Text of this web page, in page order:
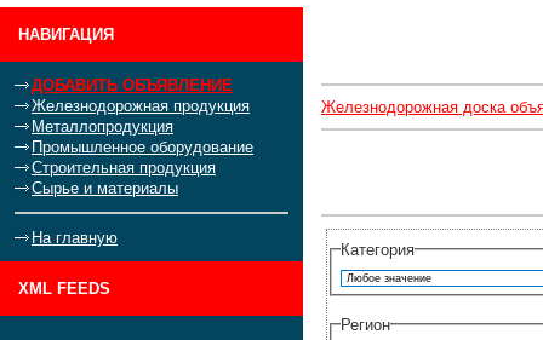
НАВИГАЦИЯ
ДОБАВИТЬ ОБЪЯВЛЕНИЕ
Железнодорожная продукция
Металлопродукция
Промышленное оборудование
Строительная продукция
Сырье и материалы
На главную
XML FEEDS
Железнодорожная доска
Категория
Регион